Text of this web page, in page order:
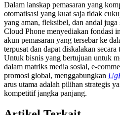
Dalam lanskap pemasaran yang
otomatisasi yang kuat saja tidak
yang aman, fleksibel, dan andal
Cloud Phone menyediakan fondasi
akun pemasaran yang tersebar ke
terpusat dan dapat diskalakan secara
Untuk bisnis yang bertujuan untuk
dalam matriks media sosial, e-
promosi global, menggabungkan
arus utama adalah pilihan strategis
kompetitif jangka panjang.